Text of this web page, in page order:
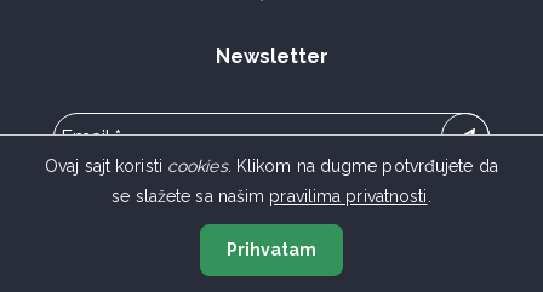
Ovaj sajt koristi cookies. Klikom na dugme potvrđujete da
se slažete sa našim pravilima privatnosti
Prihvatam
Newsletter
Potvrđujem saglasnost saPolitikom